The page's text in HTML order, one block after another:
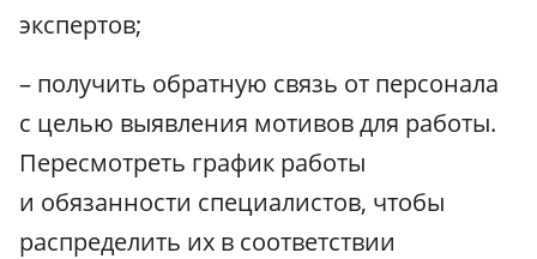
экспертов;
– получить обратную связь от персонала
с целью выявления мотивов для работы.
Пересмотреть график работы
и обязанности специалистов, чтобы
распределить их в соответствии